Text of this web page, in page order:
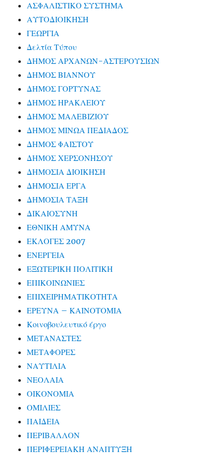
ΑΣΦΑΛΙΣΤΙΚΟ ΣΥΣΤΗΜΑ
ΑΥΤΟΔΙΟΙΚΗΣΗ
ΓΕΩΡΓΙΑ
Δελτία Τύπου
ΔΗΜΟΣ ΑΡΧΑΝΩΝ-ΑΣΤΕΡΟΥΣΙΩΝ
ΔΗΜΟΣ ΒΙΑΝΝΟΥ
ΔΗΜΟΣ ΓΟΡΤΥΝΑΣ
ΔΗΜΟΣ ΗΡΑΚΛΕΙΟΥ
ΔΗΜΟΣ ΜΑΛΕΒΙΖΙΟΥ
ΔΗΜΟΣ ΜΙΝΩΑ ΠΕΔΙΑΔΟΣ
ΔΗΜΟΣ ΦΑΙΣΤΟΥ
ΔΗΜΟΣ ΧΕΡΣΟΝΗΣΟΥ
ΔΗΜΟΣΙΑ ΔΙΟΙΚΗΣΗ
ΔΗΜΟΣΙΑ ΕΡΓΑ
ΔΗΜΟΣΙΑ ΤΑΞΗ
ΔΙΚΑΙΟΣΥΝΗ
ΕΘΝΙΚΗ ΑΜΥΝΑ
ΕΚΛΟΓΕΣ 2007
ΕΝΕΡΓΕΙΑ
ΕΞΩΤΕΡΙΚΗ ΠΟΛΙΤΙΚΗ
ΕΠΙΚΟΙΝΩΝΙΕΣ
ΕΠΙΧΕΙΡΗΜΑΤΙΚΟΤΗΤΑ
ΕΡΕΥΝΑ – ΚΑΙΝΟΤΟΜΙΑ
Κοινοβουλευτικό έργο
ΜΕΤΑΝΑΣΤΕΣ
ΜΕΤΑΦΟΡΕΣ
ΝΑΥΤΙΛΙΑ
ΝΕΟΛΑΙΑ
ΟΙΚΟΝΟΜΙΑ
ΟΜΙΛΙΕΣ
ΠΑΙΔΕΙΑ
ΠΕΡΙΒΑΛΛΟΝ
ΠΕΡΙΦΕΡΕΙΑΚΗ ΑΝΑΠΤΥΞΗ